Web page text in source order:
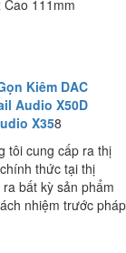
111mm
Kiêm DAC
Audio X50D
X358
tôi cung cấp ra thị
thức tại thị
bất kỳ sản phẩm
nhiệm trước pháp